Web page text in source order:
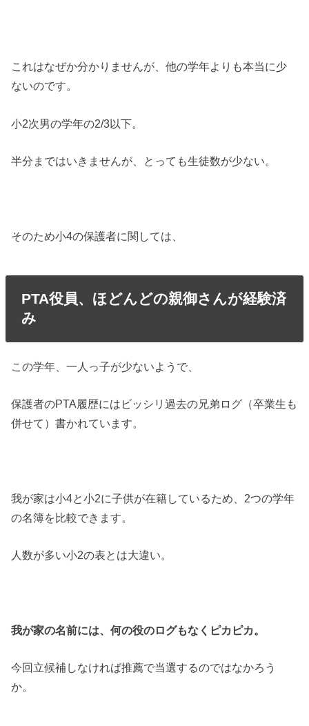
これはなぜか分かりませんが、他の学年よりも本当に少
ないのです。
小2次男の学年の2/3以下。
半分まではいきませんが、とっても生徒数が少ない。
そのため小4の保護者に関しては、
PTA役員、ほどんどの親御さんが経験済
み
この学年、一人っ子が少ないようで、
保護者のPTA履歴にはビッシリ過去の兄弟ログ（卒業生も
併せて）書かれています。
我が家は小4と小2に子供が在籍しているため、2つの学年
の名簿を比較できます。
人数が多い小2の表とは大違い。
我が家の名前には、何の役のログもなくピカピカ。
今回立候補しなければ推薦で当選するのではなかろう
か。